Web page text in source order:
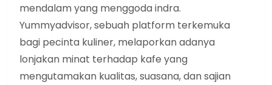
mendalam yang menggoda indra.
Yummyadvisor, sebuah platform terkemuka
bagi pecinta kuliner, melaporkan adanya
lonjakan minat terhadap kafe yang
mengutamakan kualitas, suasana, dan sajian